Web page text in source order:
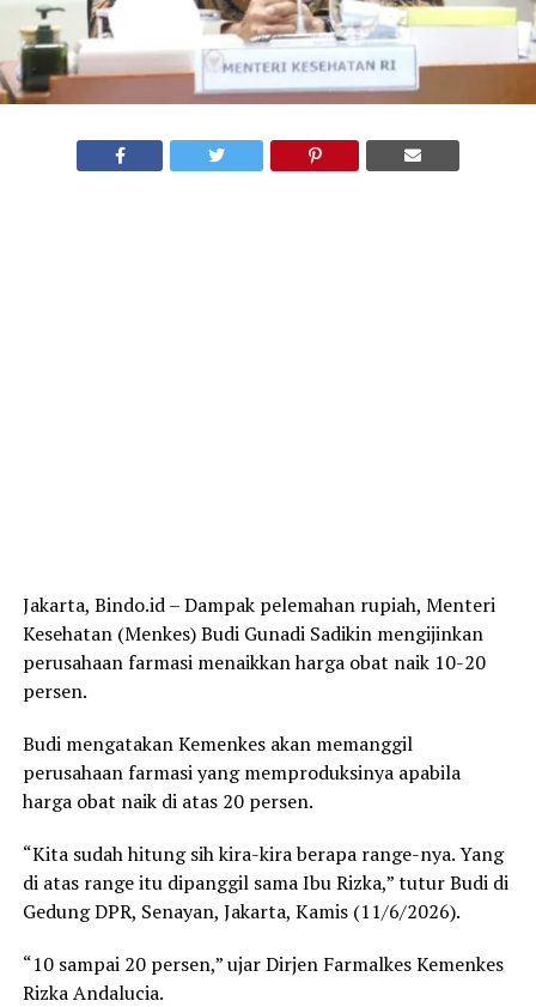
Jakarta, Bindo.id – Dampak pelemahan rupiah, Menteri
Kesehatan (Menkes) Budi Gunadi Sadikin mengijinkan
perusahaan farmasi menaikkan harga obat naik 10-20
persen.
Budi mengatakan Kemenkes akan memanggil
perusahaan farmasi yang memproduksinya apabila
harga obat naik di atas 20 persen.
“Kita sudah hitung sih kira-kira berapa range-nya. Yang
di atas range itu dipanggil sama Ibu Rizka,” tutur Budi di
Gedung DPR, Senayan, Jakarta, Kamis (11/6/2026).
“10 sampai 20 persen,” ujar Dirjen Farmalkes Kemenkes
Rizka Andalucia.